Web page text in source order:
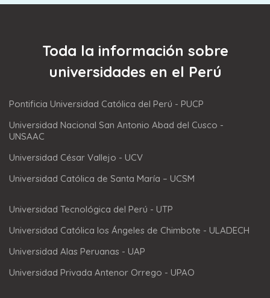
Toda la información sobre
universidades en el Perú
Pontificia Universidad Católica del Perú - PUCP
Universidad Nacional San Antonio Abad del Cusco -
UNSAAC
Universidad César Vallejo - UCV
Universidad Católica de Santa María – UCSM
Universidad Tecnológica del Perú - UTP
Universidad Católica los Ángeles de Chimbote - ULADECH
Universidad Alas Peruanas - UAP
Universidad Privada Antenor Orrego - UPAO